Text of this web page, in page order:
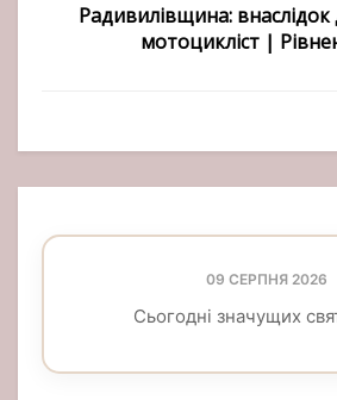
Радивилівщина:
мотоцикліст |
09 СЕРПНЯ 2026
Сьогодні значущих